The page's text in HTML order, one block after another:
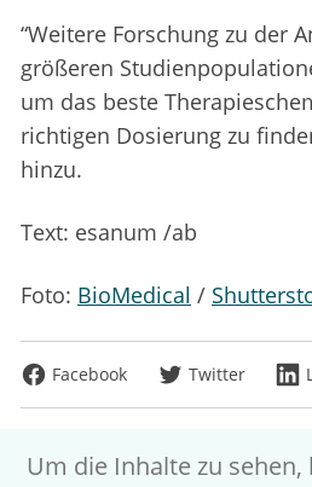
“Weitere Forschung zu der
größeren
um das beste
richtigen Dosierung zu
hinzu.
Text: esanum /ab
Foto: BioMedical /
Facebook Twitter
Um die Inhalte zu sehen,